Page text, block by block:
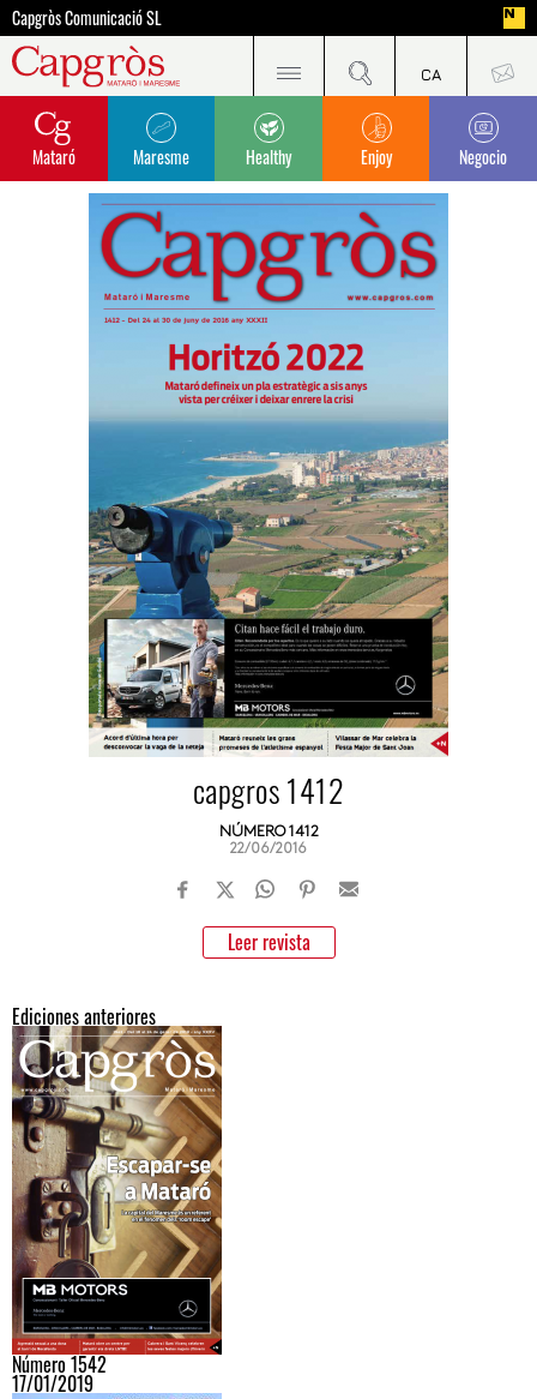
Capgròs Comunicació SL
Mataró Maresme Healthy Enjoy Negocio
capgros 1412
NÚMERO 1412
22/06/2016
Leer revista
Ediciones anteriores
Número 1542
17/01/2019